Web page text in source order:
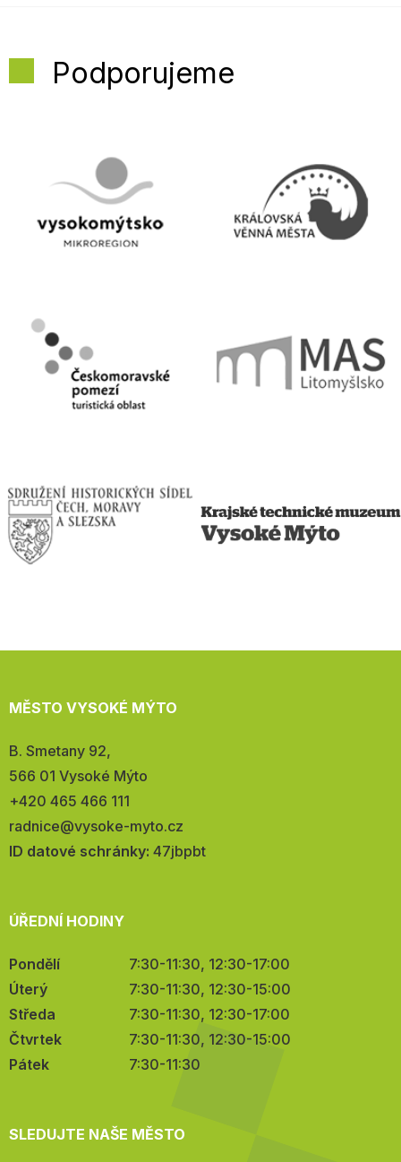
Podporujeme
MĚSTO VYSOKÉ MÝTO
Adresa:
B. Smetany 92,
566 01 Vysoké Mýto
Telefon:
+420 465 466 111
E-
mail:
radnice@vysoke-myto.cz
ID datové schránky: 47jbpbt
ÚŘEDNÍ HODINY
Pondělí
7:30-11:30, 12:30-17:00
Úterý
7:30-11:30, 12:30-15:00
Středa
7:30-11:30, 12:30-17:00
Čtvrtek
7:30-11:30, 12:30-15:00
Pátek
7:30-11:30
SLEDUJTE NAŠE MĚSTO